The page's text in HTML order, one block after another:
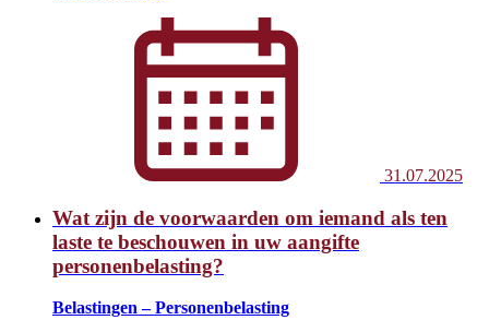
31.07.2025
Wat zijn de voorwaarden om iemand als ten
laste te beschouwen in uw aangifte
personenbelasting?
Belastingen – Personenbelasting